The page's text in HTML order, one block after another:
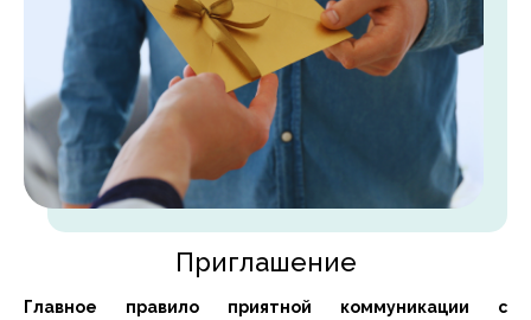
Приглашение
Главное правило приятной коммуникации с